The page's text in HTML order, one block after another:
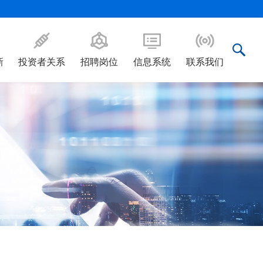
投资者关系 招聘岗位 信息系统 联系我们